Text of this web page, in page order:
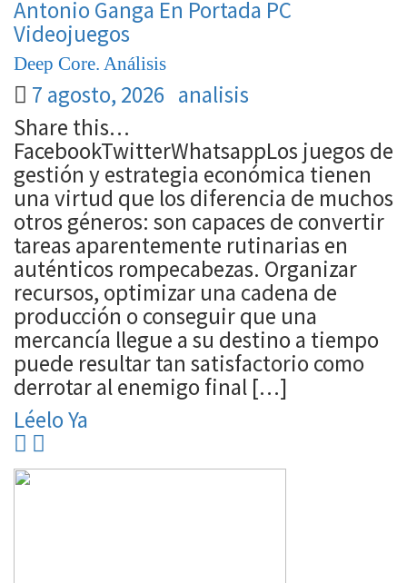
Antonio Ganga En Portada PC
Videojuegos
Deep Core. Análisis
7 agosto, 2026 analisis
Share this…
FacebookTwitterWhatsappLos juegos de
gestión y estrategia económica tienen
una virtud que los diferencia de muchos
otros géneros: son capaces de convertir
tareas aparentemente rutinarias en
auténticos rompecabezas. Organizar
recursos, optimizar una cadena de
producción o conseguir que una
mercancía llegue a su destino a tiempo
puede resultar tan satisfactorio como
derrotar al enemigo final […]
Léelo Ya